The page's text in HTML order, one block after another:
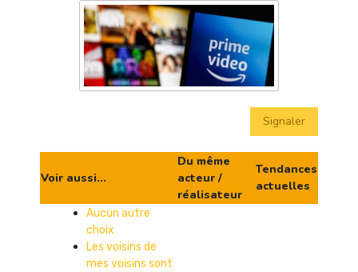
Signaler
Voir aussi...
Du même
acteur /
réalisateur
Tendances
actuelles
Aucun autre
choix
Les voisins de
mes voisins sont